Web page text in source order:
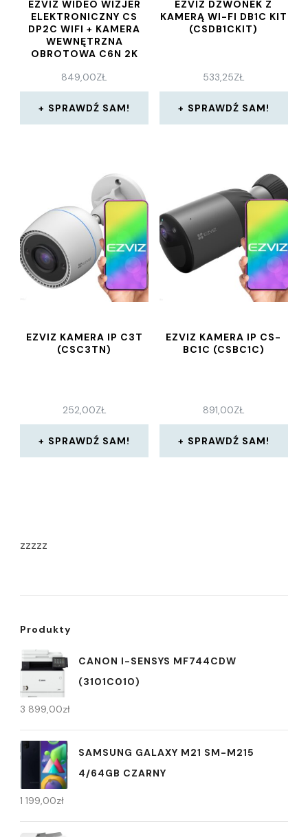
EZVIZ WIDEO WIZJER
ELEKTRONICZNY CS
DP2C WIFI + KAMERA
WEWNĘTRZNA
OBROTOWA C6N 2K
849,00ZŁ
SPRAWDŹ SAM!
EZVIZ DZWONEK Z
KAMERĄ WI-FI DB1C KIT
(CSDB1CKIT)
533,25ZŁ
SPRAWDŹ SAM!
EZVIZ KAMERA IP C3T
(CSC3TN)
252,00ZŁ
SPRAWDŹ SAM!
EZVIZ KAMERA IP CS-
BC1C (CSBC1C)
891,00ZŁ
SPRAWDŹ SAM!
zzzzz
Produkty
CANON I-SENSYS MF744CDW
(3101C010)
3 899,00zł
SAMSUNG GALAXY M21 SM-M215
4/64GB CZARNY
1 199,00zł